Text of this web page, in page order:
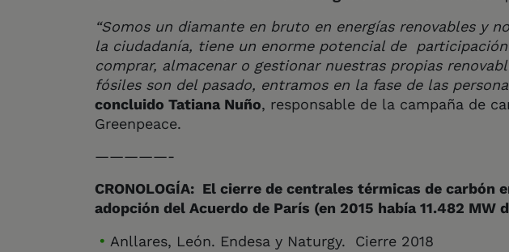
“Somos un diamante en bruto en energías renovables y
la ciudadanía, tiene un enorme potencial de
comprar, almacenar o gestionar nuestras propias
fósiles son del pasado, entramos en la fase de las
concluido Tatiana Nuño, responsable de la campaña de
Greenpeace.
—————-
CRONOLOGÍA: El cierre de centrales térmicas de carbón
adopción del Acuerdo de París (en 2015 había 11.482 MW
Anllares, León. Endesa y Naturgy. Cierre 2018